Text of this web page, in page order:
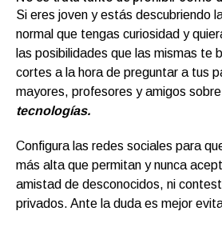
Si eres joven y estás descubriendo
normal que tengas curiosidad y
las posibilidades que las mismas te
cortes a la hora de preguntar a tus
mayores, profesores y amigos
tecnologías.
Configura las redes sociales para
más alta que permitan y nunca
amistad de desconocidos, ni
privados. Ante la duda es mejor